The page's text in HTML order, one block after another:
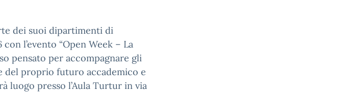
dei suoi dipartimenti di
l’evento “Open Week – La
pensato per accompagnare gli
del proprio futuro accademico e
luogo presso l’Aula Turtur in via